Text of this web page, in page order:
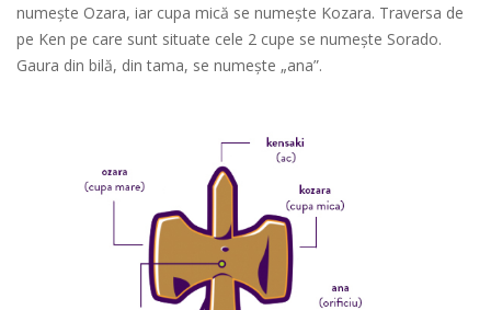
numește Ozara, iar cupa mică se numește Kozara. Traversa de
pe Ken pe care sunt situate cele 2 cupe se numește Sorado.
Gaura din bilă, din tama, se numește „ana”.